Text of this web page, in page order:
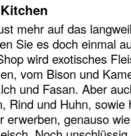
mehr auf das
Sie es doch einmal
wird exotisches
vom Bison und
und Fasan. Aber
Rind und Huhn,
erwerben, genauso